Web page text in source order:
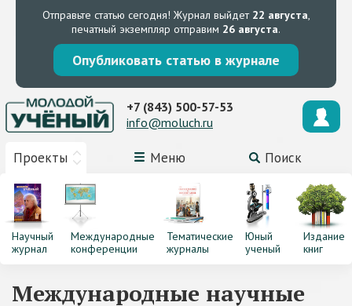
Отправьте статью сегодня! Журнал выйдет 22 августа,
печатный экземпляр отправим 26 августа.
Опубликовать статью в журнале
Проекты Меню Поиск
+7 (843) 500-57-53
info@moluch.ru
Научный
журнал
Международные
конференции
Тематические
журналы
Юный
ученый
Издание
книг
Международные научные